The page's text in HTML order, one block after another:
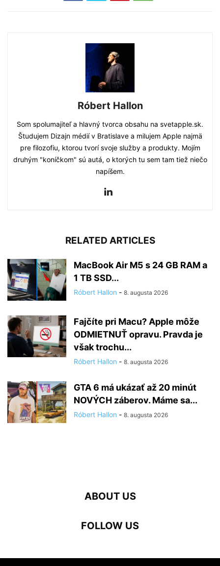
Róbert Hallon
Som spolumajiteľ a hlavný tvorca obsahu na svetapple.sk.
Študujem Dizajn médií v Bratislave a milujem Apple najmä
pre filozofiu, ktorou tvorí svoje služby a produkty. Mojím
druhým "koníčkom" sú autá, o ktorých tu sem tam tiež niečo
napíšem.
RELATED ARTICLES
MacBook Air M5 s 24 GB RAM a
1 TB SSD...
Róbert Hallon - 8. augusta 2026
Fajčíte pri Macu? Apple môže
ODMIETNUŤ opravu. Pravda je
však trochu...
Róbert Hallon - 8. augusta 2026
GTA 6 má ukázať až 20 minút
NOVÝCH záberov. Máme sa...
Róbert Hallon - 8. augusta 2026
ABOUT US
FOLLOW US